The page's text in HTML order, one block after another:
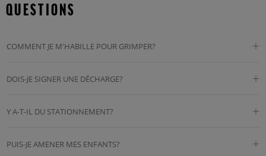
QUESTIONS
COMMENT JE M'HABILLE POUR GRIMPER?
DOIS-JE SIGNER UNE DÉCHARGE?
Y A-T-IL DU STATIONNEMENT?
PUIS-JE AMENER MES ENFANTS?